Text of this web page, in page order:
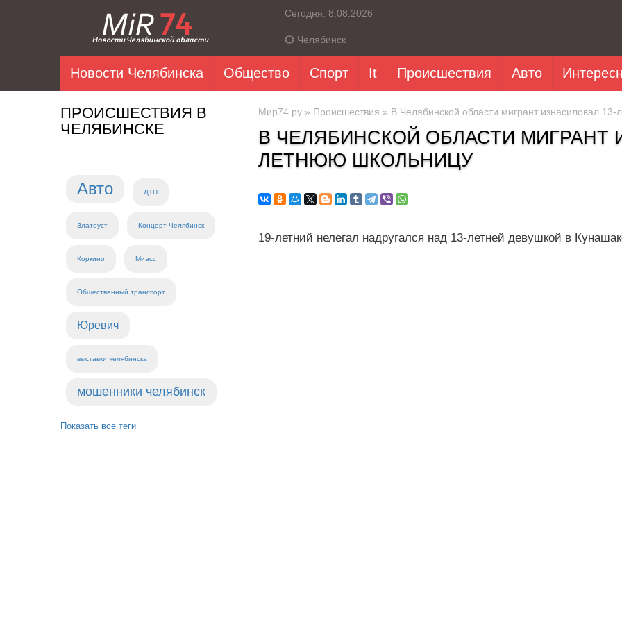
Сегодня: 8.08.2026
Челябинск
Новости Челябинска Общество Спорт It Происшествия Авто
ПРОИСШЕСТВИЯ В
ЧЕЛЯБИНСКЕ
Авто ДТП
Златоуст Концерт Челябинск
Коркино Миасс
Общественный транспорт
Юревич
выставки челябинска
мошенники челябинск
Показать все теги
Мир74.ру » Происшествия » В Челябинской области мигрант изнасиловал
В ЧЕЛЯБИНСКОЙ ОБЛАСТИ МИГРАНТ
ЛЕТНЮЮ ШКОЛЬНИЦУ
19-летний нелегал надругался над 13-летней девушкой в